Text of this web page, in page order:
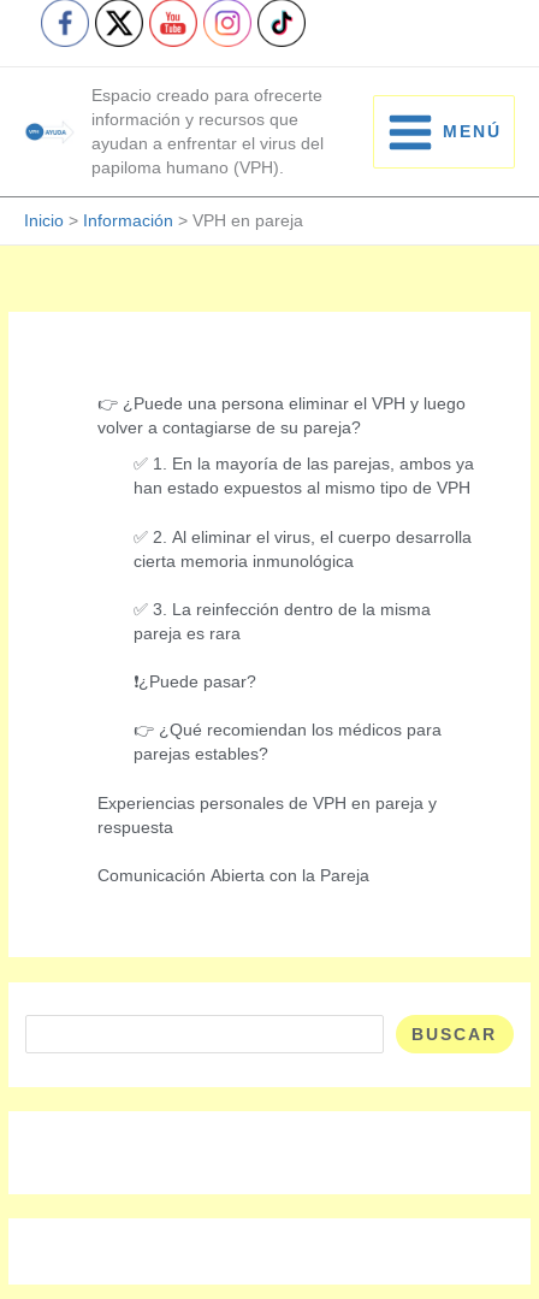
Espacio creado para ofrecerte
información y recursos que
ayudan a enfrentar el virus del
papiloma humano (VPH).
MAIN
MENU
MENÚ
Inicio > Información > VPH en pareja
👉 ¿Puede una persona eliminar el VPH y luego
volver a contagiarse de su pareja?
✅ 1. En la mayoría de las parejas, ambos ya
han estado expuestos al mismo tipo de VPH
✅ 2. Al eliminar el virus, el cuerpo desarrolla
cierta memoria inmunológica
✅ 3. La reinfección dentro de la misma
pareja es rara
❗¿Puede pasar?
👉 ¿Qué recomiendan los médicos para
parejas estables?
Experiencias personales de VPH en pareja y
respuesta
Comunicación Abierta con la Pareja
BUSCAR